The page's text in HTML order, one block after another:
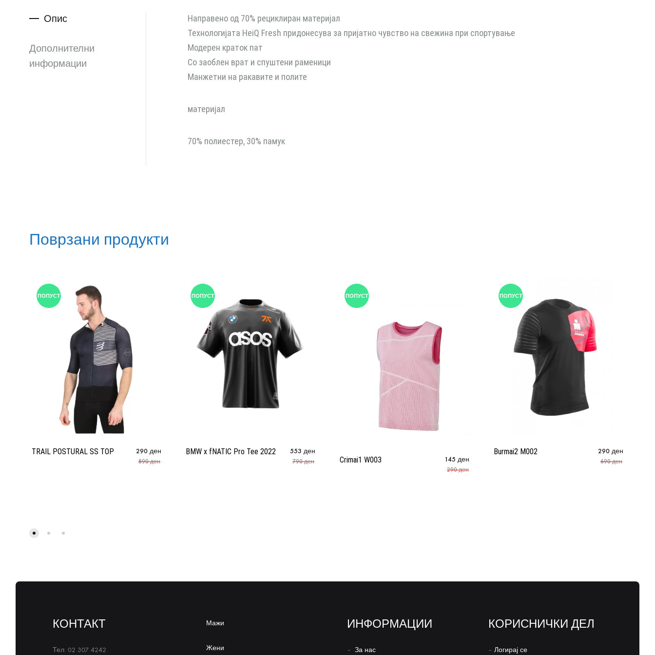
Опис
Дополнителни
информации
Направено од 70% рециклиран материјал
Технологијата HeiQ Fresh придонесува за пријатно чувство на свежина при спортување
Модерен краток пат
Со заоблен врат и спуштени раменици
Манжетни на ракавите и полите
материјал
70% полиестер, 30% памук
Поврзани продукти
ПОПУСТ
TRAIL POSTURAL SS TOP 290 ден
890ден
ПОПУСТ
BMW x fNATIC Pro Tee 2022 553 ден
790ден
ПОПУСТ
Crimai1 W003 145 ден
290ден
ПОПУСТ
Burmai2 M002 290 ден
690ден
КОНТАКТ
Тел: 02 307 4242
Мажи
Жени
ИНФОРМАЦИИ
– За нас
КОРИСНИЧКИ ДЕЛ
– Логирај се